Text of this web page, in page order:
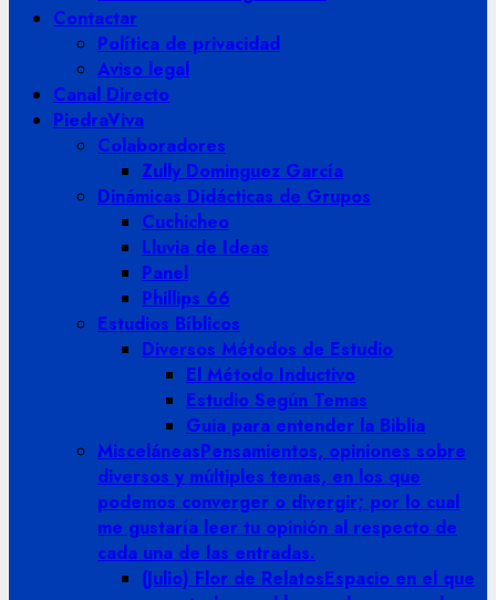
Contactar
Política de privacidad
Aviso legal
Canal Directo
PiedraViva
Colaboradores
Zully Dominguez García
Dinámicas Didácticas de Grupos
Cuchicheo
Lluvia de Ideas
Panel
Phillips 66
Estudios Bíblicos
Diversos Métodos de Estudio
El Método Inductivo
Estudio Según Temas
Guia para entender la Biblia
MisceláneasPensamientos, opiniones sobre
diversos y múltiples temas, en los que
podemos converger o divergir; por lo cual
me gustaría leer tu opinión al respecto de
cada una de las entradas.
(Julio) Flor de RelatosEspacio en el que